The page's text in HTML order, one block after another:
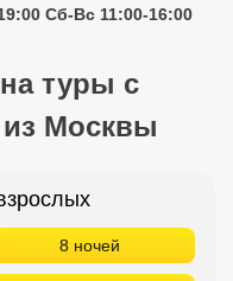
Сб-Вс 11:00-16:00
туры с
Москвы
8 ночей